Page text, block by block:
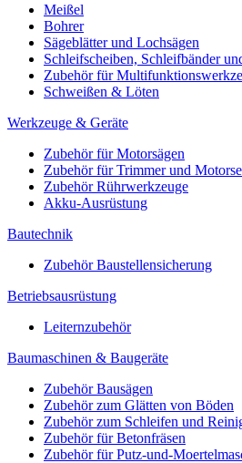
Meißel
Bohrer
Sägeblätter und Lochsägen
Schleifscheiben, Schleifbänder
Zubehör für
Schweißen & Löten
Werkzeuge & Geräte
Zubehör für Motorsägen
Zubehör für Trimmer und
Zubehör Rührwerkzeuge
Akku-Ausrüstung
Bautechnik
Zubehör Baustellensicherung
Betriebsausrüstung
Leiternzubehör
Baumaschinen & Baugeräte
Zubehör Bausägen
Zubehör zum Glätten von Böden
Zubehör zum Schleifen und
Zubehör für Betonfräsen
Zubehör für Putz-und-